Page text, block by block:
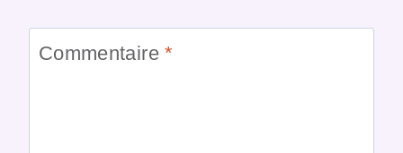
Commentaire*